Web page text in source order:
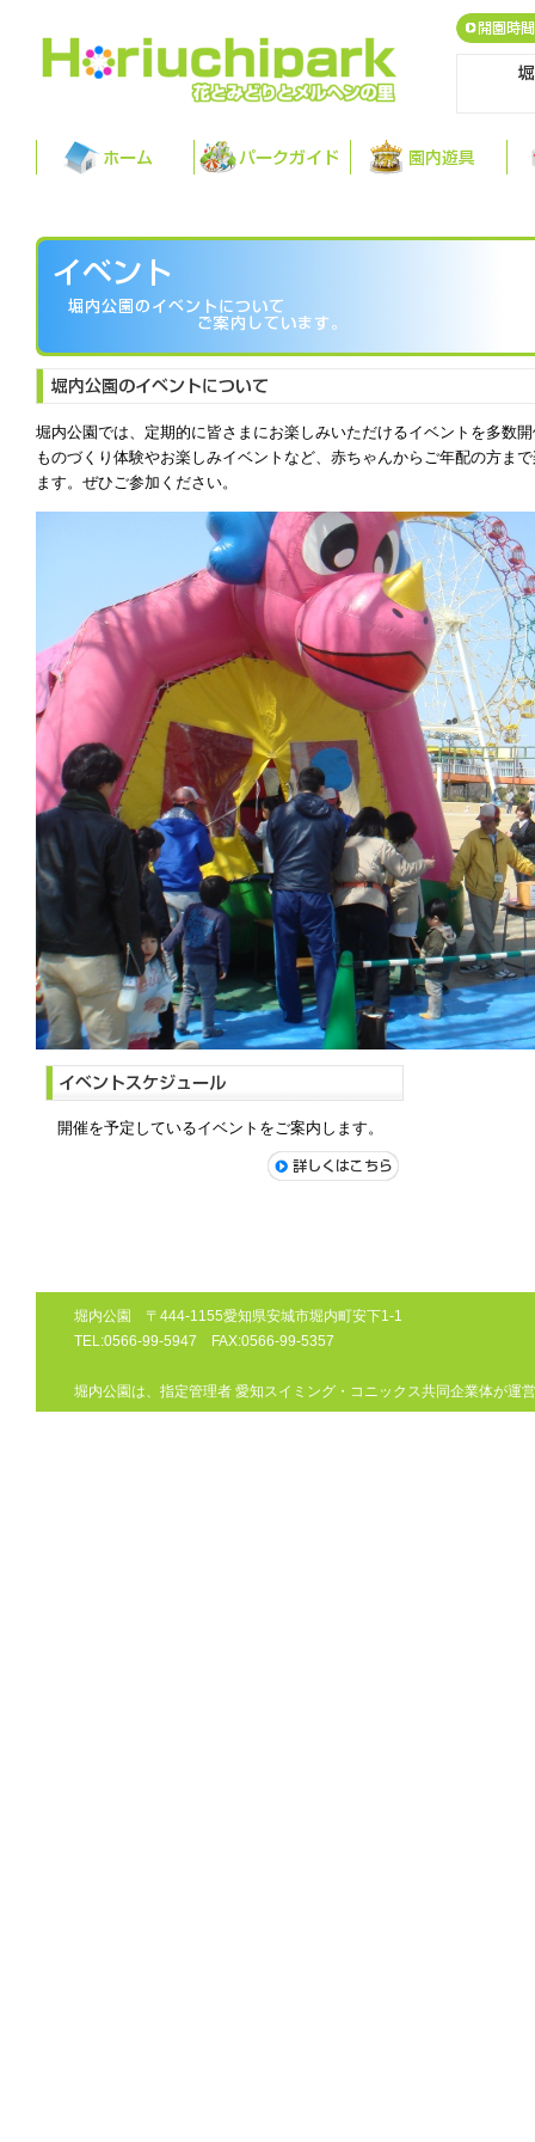
堀内公園では、定期的に皆さまにお楽しみいただけるイベントを多数
ものづくり体験やお楽しみイベントなど、赤ちゃんからご年配の方ま
ます。ぜひご参加ください。
開催を予定しているイベントをご案内します。
堀内公園 〒444-1155愛知県安城市堀内町安下1-1
TEL:0566-99-5947 FAX:0566-99-5357
堀内公園は、指定管理者 愛知スイミング・コニックス共同企業体が運